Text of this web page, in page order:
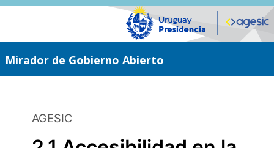
Saltar
Mirador de Gobierno Abierto
AGESIC